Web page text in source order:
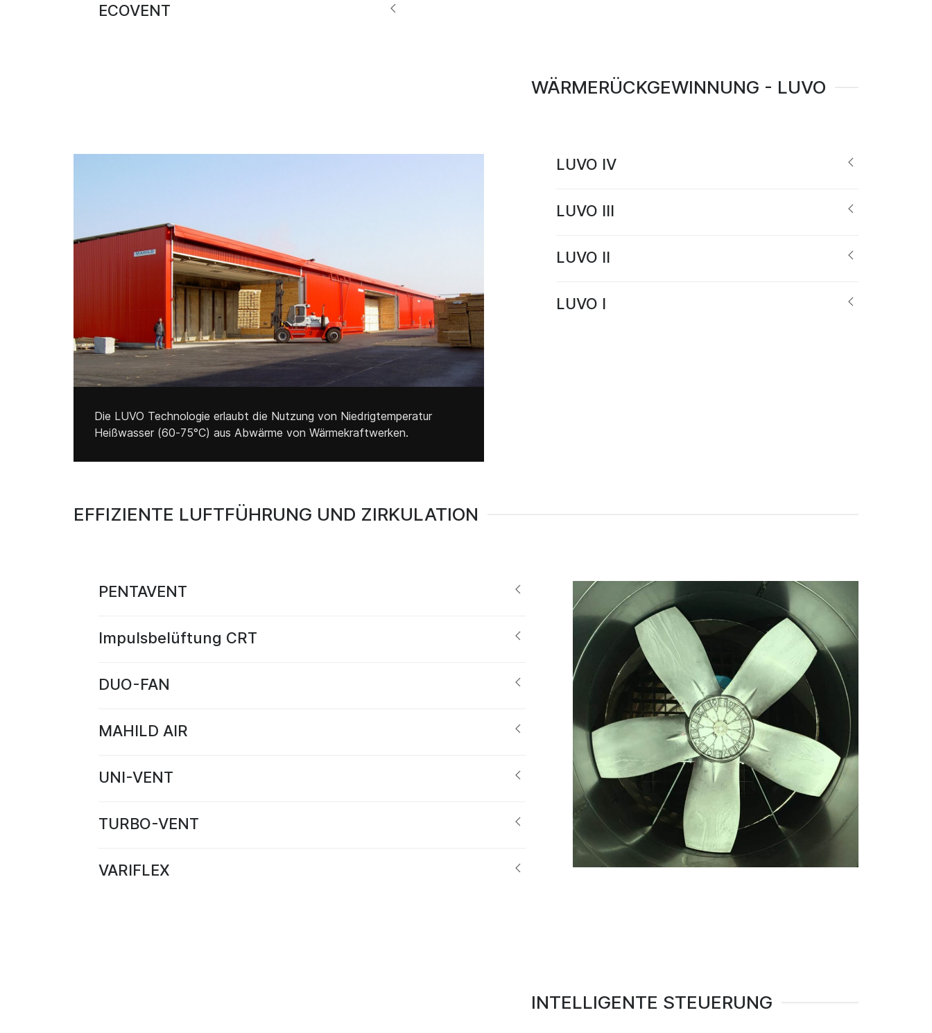
ECOVENT
WÄRMERÜCKGEWINNUNG - LUVO
Die LUVO Technologie erlaubt die Nutzung von Niedrigtemperatur
Heißwasser (60-75°C) aus Abwärme von Wärmekraftwerken.
LUVO IV
LUVO III
LUVO II
LUVO I
EFFIZIENTE LUFTFÜHRUNG UND ZIRKULATION
PENTAVENT
Impulsbelüftung CRT
DUO-FAN
MAHILD AIR
UNI-VENT
TURBO-VENT
VARIFLEX
INTELLIGENTE STEUERUNG